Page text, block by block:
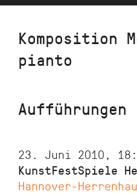
Direkt
Inhalt
Komposition
pianto
Aufführungen
23. Juni 2010,
KunstFestSpiele
Hannover-